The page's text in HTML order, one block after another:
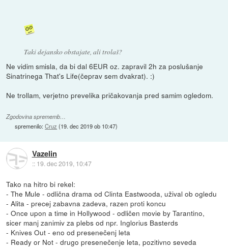
Taki dejansko obstajate, ali trolaš?
Ne vidim smisla, da bi dal 6EUR oz. zapravil 2h za poslušanje
Sinatrinega That's Life(čeprav sem dvakrat). :)
Ne trollam, verjetno prevelika pričakovanja pred samim ogledom.
Zgodovina sprememb…
spremenilo:Cruz (19. dec 2019 ob 10:47)
Vazelin
:: 19. dec 2019, 10:47
Tako na hitro bi rekel:
- The Mule - odlična drama od Clinta Eastwooda, užival ob ogledu
- Alita - precej zabavna zadeva, razen proti koncu
- Once upon a time in Hollywood - odličen movie by Tarantino,
sicer manj zanimiv za plebs od npr. Inglorius Basterds
- Knives Out - eno od presenečenj leta
- Ready or Not - drugo presenečenje leta, pozitivno seveda